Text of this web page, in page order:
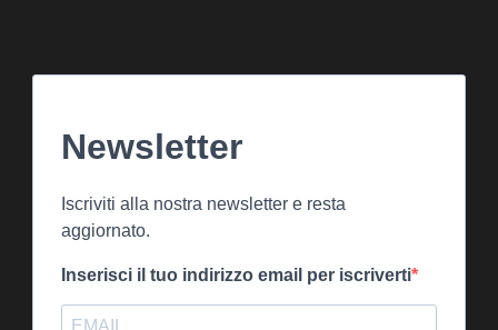
Newsletter
Iscriviti alla nostra newsletter e resta
aggiornato.
Inserisci il tuo indirizzo email per iscriverti